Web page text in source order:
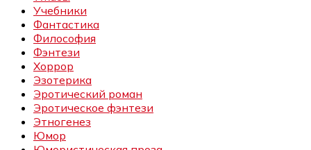
Учебники
Фантастика
Философия
Фэнтези
Хоррор
Эзотерика
Эротический роман
Эротическое фэнтези
Этногенез
Юмор